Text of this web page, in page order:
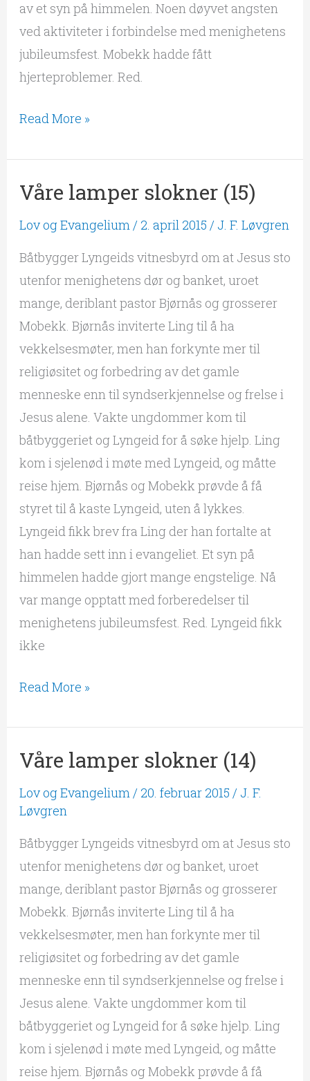
av et syn på himmelen. Noen døyvet angsten
ved aktiviteter i forbindelse med menighetens
jubileumsfest. Mobekk hadde fått
hjerteproblemer. Red.
Read More »
Våre lamper slokner (15)
Lov og Evangelium/ 2. april 2015 / J. F. Løvgren
Båtbygger Lyngeids vitnesbyrd om at Jesus sto
utenfor menighetens dør og banket, uroet
mange, deriblant pastor Bjørnås og grosserer
Mobekk. Bjørnås inviterte Ling til å ha
vekkelsesmøter, men han forkynte mer til
religiøsitet og forbedring av det gamle
menneske enn til syndserkjennelse og frelse i
Jesus alene. Vakte ungdommer kom til
båtbyggeriet og Lyngeid for å søke hjelp. Ling
kom i sjelenød i møte med Lyngeid, og måtte
reise hjem. Bjørnås og Mobekk prøvde å få
styret til å kaste Lyngeid, uten å lykkes.
Lyngeid fikk brev fra Ling der han fortalte at
han hadde sett inn i evangeliet. Et syn på
himmelen hadde gjort mange engstelige. Nå
var mange opptatt med forberedelser til
menighetens jubileumsfest. Red. Lyngeid fikk
ikke
Våre
slokner
(15)
Read More »
Våre lamper slokner (14)
Lov og Evangelium/ 20. februar 2015 / J. F.
Løvgren
Båtbygger Lyngeids vitnesbyrd om at Jesus sto
utenfor menighetens dør og banket, uroet
mange, deriblant pastor Bjørnås og grosserer
Mobekk. Bjørnås inviterte Ling til å ha
vekkelsesmøter, men han forkynte mer til
religiøsitet og forbedring av det gamle
menneske enn til syndserkjennelse og frelse i
Jesus alene. Vakte ungdommer kom til
båtbyggeriet og Lyngeid for å søke hjelp. Ling
kom i sjelenød i møte med Lyngeid, og måtte
reise hjem. Bjørnås og Mobekk prøvde å få
Våre
slokner